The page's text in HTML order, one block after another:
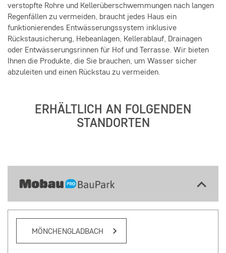
verstopfte Rohre und Kellerüberschwemmungen nach langen
Regenfällen zu vermeiden, braucht jedes Haus ein
funktionierendes Entwässerungssystem inklusive
Rückstausicherung, Hebeanlagen, Kellerablauf, Drainagen
oder Entwässerungsrinnen für Hof und Terrasse. Wir bieten
Ihnen die Produkte, die Sie brauchen, um Wasser sicher
abzuleiten und einen Rückstau zu vermeiden.
ERHÄLTLICH AN FOLGENDEN
STANDORTEN
MÖNCHENGLADBACH